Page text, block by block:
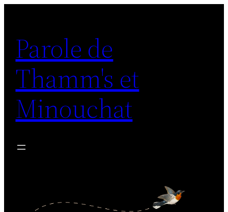
contenu
Parole de
Thamm's et
Minouchat